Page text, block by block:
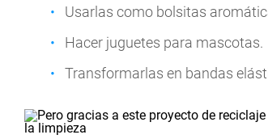
Usarlas como bolsitas
Hacer juguetes para mascotas.
Transformarlas en bandas